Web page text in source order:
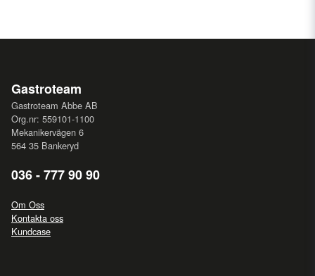
Gastroteam
Gastroteam Abbe AB
Org.nr: 559101-1100
Mekanikervägen 6
564 35 Bankeryd
036 - 777 90 90
Om Oss
Kontakta oss
Kundcase